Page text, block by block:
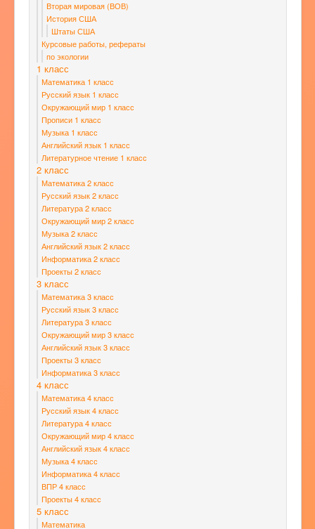
Вторая мировая (ВОВ)
История США
Штаты США
Курсовые работы, рефераты
по экологии
1 класс
Математика 1 класс
Русский язык 1 класс
Окружающий мир 1 класс
Прописи 1 класс
Музыка 1 класс
Английский язык 1 класс
Литературное чтение 1 класс
2 класс
Математика 2 класс
Русский язык 2 класс
Литература 2 класс
Окружающий мир 2 класс
Музыка 2 класс
Английский язык 2 класс
Информатика 2 класс
Проекты 2 класс
3 класс
Математика 3 класс
Русский язык 3 класс
Литература 3 класс
Окружающий мир 3 класс
Английский язык 3 класс
Проекты 3 класс
Информатика 3 класс
4 класс
Математика 4 класс
Русский язык 4 класс
Литература 4 класс
Окружающий мир 4 класс
Английский язык 4 класс
Музыка 4 класс
Информатика 4 класс
ВПР 4 класс
Проекты 4 класс
5 класс
Математика